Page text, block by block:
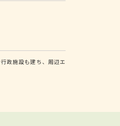
政施設も建ち、周辺エ